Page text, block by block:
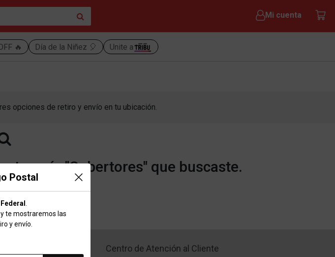
Mi cuenta
🔥 Día de la Niñez 🎈 Unite a
Postal
te mostraremos las
y envío.
opciones de retiro y envío en tu ubicación.
"Cobertores" que buscaste.
de inicio
Centro de Atención al Cliente